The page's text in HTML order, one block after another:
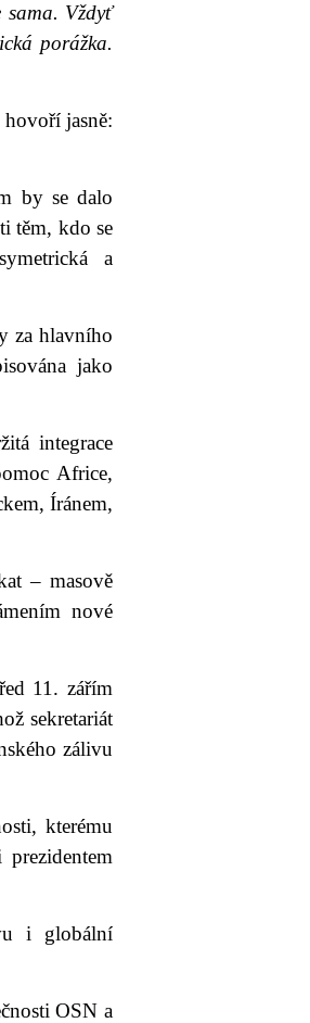
sama. Vždyť
porážka.
jasně:
by se dalo
těm, kdo se
a
za hlavního
jako
integrace
Africe,
Íránem,
– masově
nové
11. zářím
sekretariát
zálivu
kterému
i globální
OSN a